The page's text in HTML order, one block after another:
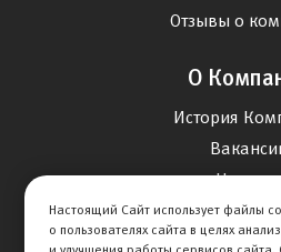
Отзывы о
О
История
Новости
Карта
Настоящий Сайт использует файлы
о пользователях сайта в целях